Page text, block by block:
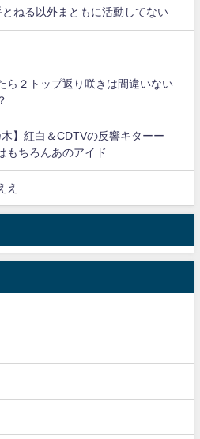
とねる以外まともに活動してない
ら２トップ返り咲きは間違いない
】紅白＆CDTVの反響キターー
もちろんあのアイド
え